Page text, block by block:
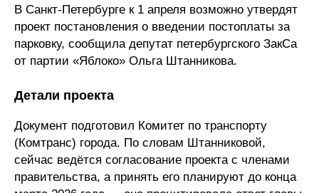
В Санкт-Петербурге к 1 апреля возможно утвердят
проект постановления о введении постоплаты за
парковку, сообщила депутат петербургского ЗакСа
от партии «Яблоко» Ольга Штанникова.​
Детали проекта
Документ подготовил Комитет по транспорту
(Комтранс) города. По словам Штанниковой,
сейчас ведётся согласование проекта с членами
правительства, а принять его планируют до конца